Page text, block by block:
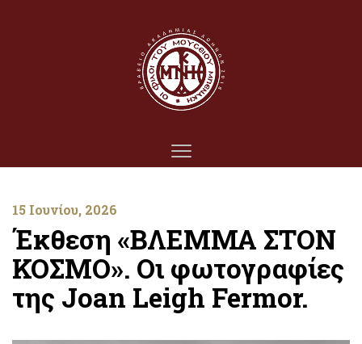
15 Ιουνίου, 2026
Έκθεση «ΒΛΕΜΜΑ ΣΤΟΝ
ΚΟΣΜΟ». Οι φωτογραφίες
της Joan Leigh Fermor.